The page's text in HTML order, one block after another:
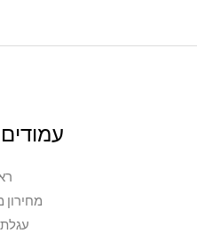
עגלת